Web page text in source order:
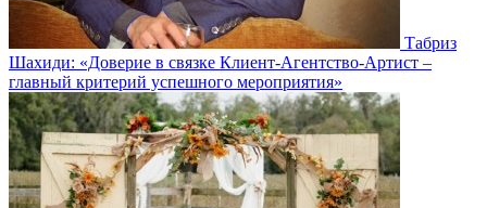
Табриз
Шахиди: «Доверие в связке Клиент-Агентство-Артист –
главный критерий успешного мероприятия»